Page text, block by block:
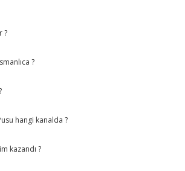
?
?
hangi kanalda ?
kazandı ?